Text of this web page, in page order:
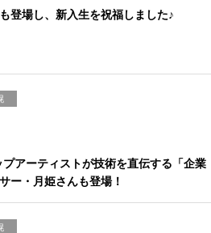
登場し、新入生を祝福しました♪
アーティストが技術を直伝する「企業
ー・月姫さんも登場！